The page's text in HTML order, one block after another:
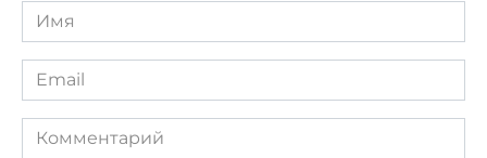
Имя
*
Email
*
Комментарий